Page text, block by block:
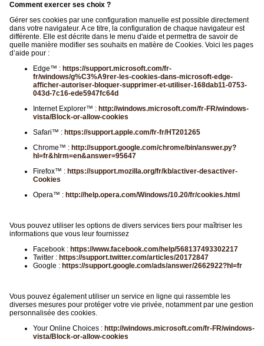
Comment exercer ses choix ?
Gérer ses cookies par une configuration manuelle est possible directement
dans votre navigateur. A ce titre, la configuration de chaque navigateur est
différente. Elle est décrite dans le menu d'aide et permettra de savoir de
quelle manière modifier ses souhaits en matière de Cookies. Voici les pages
d’aide pour :
Edge™ : https://support.microsoft.com/fr-
fr/windows/g%C3%A9rer-les-cookies-dans-microsoft-edge-
afficher-autoriser-bloquer-supprimer-et-utiliser-168dab11-0753-
043d-7c16-ede5947fc64d
Internet Explorer™ : http://windows.microsoft.com/fr-FR/windows-
vista/Block-or-allow-cookies
Safari™ : https://support.apple.com/fr-fr/HT201265
Chrome™ : http://support.google.com/chrome/bin/answer.py?
hl=fr&hlrm=en&answer=95647
Firefox™ : https://support.mozilla.org/fr/kb/activer-desactiver-
Cookies
Opera™ : http://help.opera.com/Windows/10.20/fr/cookies.html
Vous pouvez utiliser les options de divers services tiers pour maîtriser les
informations que vous leur fournissez
Facebook : https://www.facebook.com/help/568137493302217
Twitter : https://support.twitter.com/articles/20172847
Google : https://support.google.com/ads/answer/2662922?hl=fr
Vous pouvez également utiliser un service en ligne qui rassemble les
diverses mesures pour protéger votre vie privée, notamment par une gestion
personnalisée des cookies.
Your Online Choices : http://windows.microsoft.com/fr-FR/windows-
vista/Block-or-allow-cookies